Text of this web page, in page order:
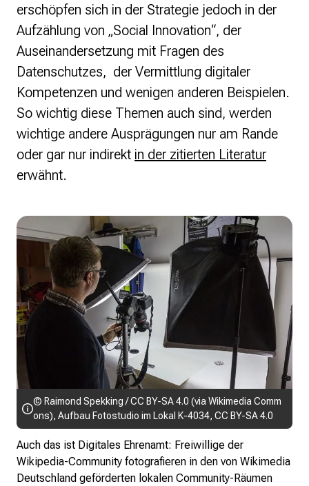
erschöpfen sich in der Strategie jedoch in der
Aufzählung von „Social Innovation“, der
Auseinandersetzung mit Fragen des
Datenschutzes, der Vermittlung digitaler
Kompetenzen und wenigen anderen Beispielen.
So wichtig diese Themen auch sind, werden
wichtige andere Ausprägungen nur am Rande
oder gar nur indirekt in der zitierten Literatur
erwähnt.
© Raimond Spekking / CC BY-SA 4.0 (via Wikimedia Comm
ons), Aufbau Fotostudio im Lokal K-4034, CC BY-SA 4.0
Auch das ist Digitales Ehrenamt: Freiwillige der
Wikipedia-Community fotografieren in den von Wikimedia
Deutschland geförderten lokalen Community-Räumen